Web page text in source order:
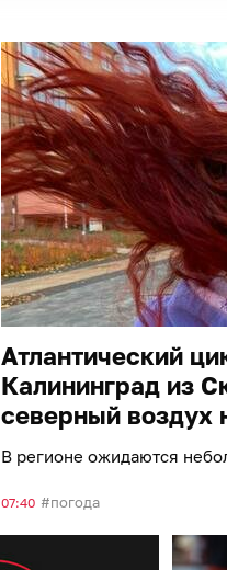
Атлантический
Калининград из
северный воздух
В регионе ожидаются
07:40 погода